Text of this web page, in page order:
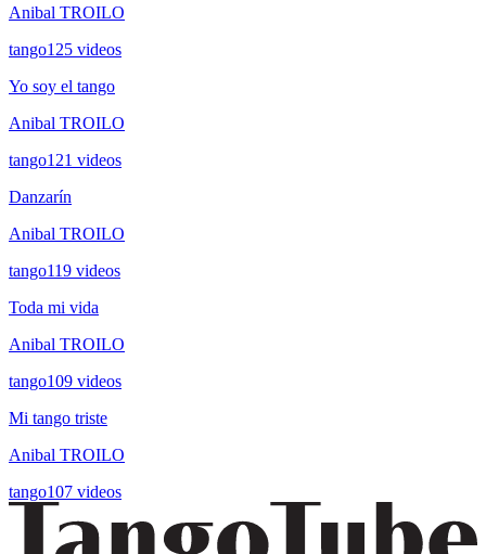
Anibal TROILO
tango125 videos
Yo soy el tango
Anibal TROILO
tango121 videos
Danzarín
Anibal TROILO
tango119 videos
Toda mi vida
Anibal TROILO
tango109 videos
Mi tango triste
Anibal TROILO
tango107 videos